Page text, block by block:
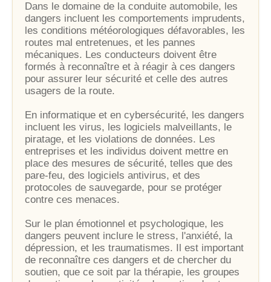
Dans le domaine de la conduite automobile, les
dangers incluent les comportements imprudents,
les conditions météorologiques défavorables, les
routes mal entretenues, et les pannes
mécaniques. Les conducteurs doivent être
formés à reconnaître et à réagir à ces dangers
pour assurer leur sécurité et celle des autres
usagers de la route.
En informatique et en cybersécurité, les dangers
incluent les virus, les logiciels malveillants, le
piratage, et les violations de données. Les
entreprises et les individus doivent mettre en
place des mesures de sécurité, telles que des
pare-feu, des logiciels antivirus, et des
protocoles de sauvegarde, pour se protéger
contre ces menaces.
Sur le plan émotionnel et psychologique, les
dangers peuvent inclure le stress, l'anxiété, la
dépression, et les traumatismes. Il est important
de reconnaître ces dangers et de chercher du
soutien, que ce soit par la thérapie, les groupes